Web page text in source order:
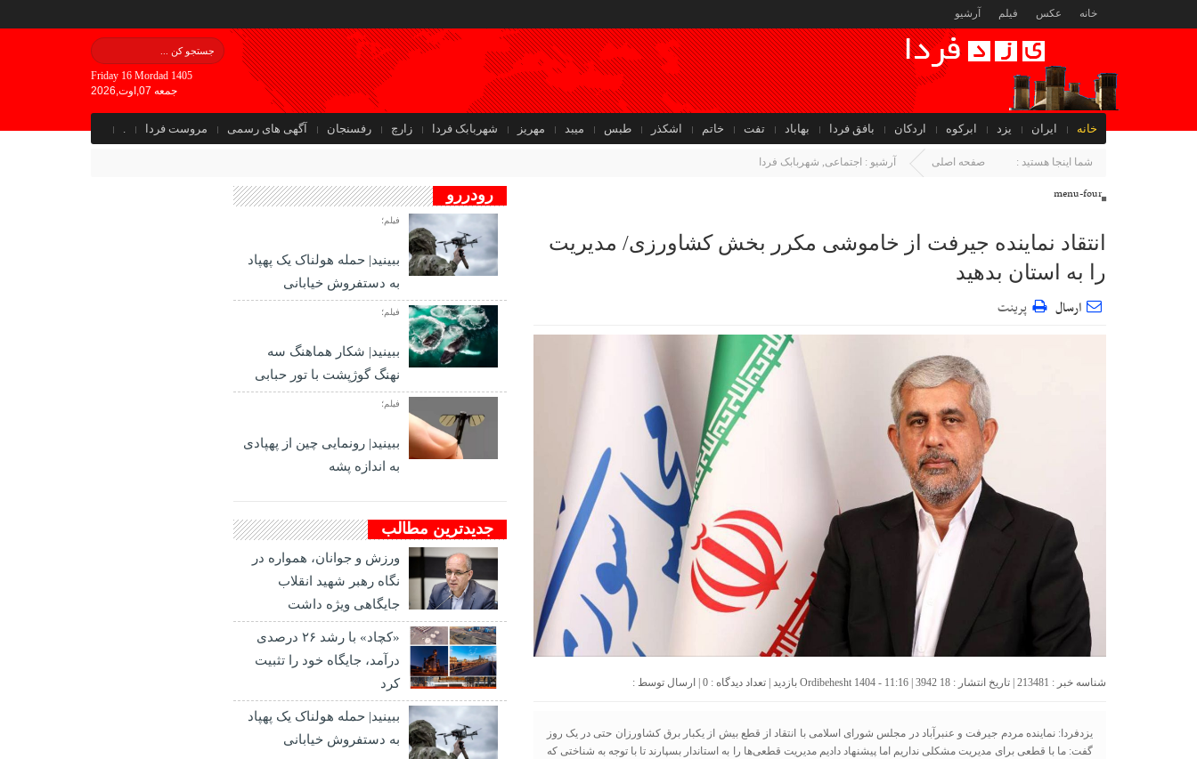
خانه عکس فیلم آرشیو
Friday 16 Mordad 1405
جمعه 07,اوت,2026
خانه ایران یزد ابرکوه اردکان بافق فردا بهاباد تفت خاتم اشکذر طبس میبد مهریز شهربابک فردا زارچ رفسنجان آگهی های رسمی مروست فردا .
جهان
menu-four
شما اینجا هستید : صفحه اصلی آرشیو : اجتماعی, شهربابک فردا
انتقاد نماینده جیرفت از خاموشی مکرر بخش کشاورزی/ مدیریت
را به استان بدهید
ارسال پرینت
شناسه خبر : 213481 | تاریخ انتشار : 18 Ordibehesht 1404 - 11:16 | 3942 بازدید | تعداد دیدگاه : 0 | ارسال توسط :
یزدفردا: نماینده مردم جیرفت و عنبرآباد در مجلس شورای اسلامی با انتقاد از قطع بیش از یکبار برق کشاورزان حتی در یک روز
گفت: ما با قطعی برای مدیریت مشکلی نداریم اما پیشنهاد دادیم مدیریت قطعی‌ها را به استاندار بسپارند تا با توجه به شناختی که
رودررو
فیلم؛
ببینید| حمله هولناک یک پهپاد
به دستفروش خیابانی
فیلم؛
ببینید| شکار هماهنگ سه
نهنگ گوژپشت با تور حبابی
فیلم؛
ببینید| رونمایی چین از پهپادی
به اندازه پشه
جدیدترین مطالب
ورزش و جوانان، همواره در
نگاه رهبر شهید انقلاب
جایگاهی ویژه داشت
«کچاد» با رشد ۲۶ درصدی
درآمد، جایگاه خود را تثبیت
کرد
ببینید| حمله هولناک یک پهپاد
به دستفروش خیابانی